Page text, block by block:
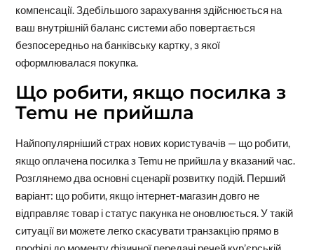
компенсації. Здебільшого зарахування здійснюється на
ваш внутрішній баланс системи або повертається
безпосередньо на банківську картку, з якої
оформлювалася покупка.
Що робити, якщо посилка з
Temu не прийшла
Найпопулярніший страх нових користувачів — що робити,
якщо оплачена посилка з Temu не прийшла у вказаний час.
Розглянемо два основні сценарії розвитку подій. Перший
варіант: що робити, якщо інтернет-магазин довго не
відправляє товар і статус пакунка не оновлюється. У такій
ситуації ви можете легко скасувати транзакцію прямо в